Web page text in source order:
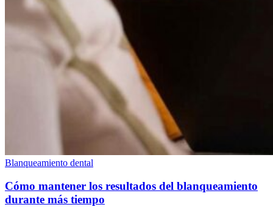
Blanqueamiento dental
Cómo mantener los resultados del blanqueamiento
durante más tiempo